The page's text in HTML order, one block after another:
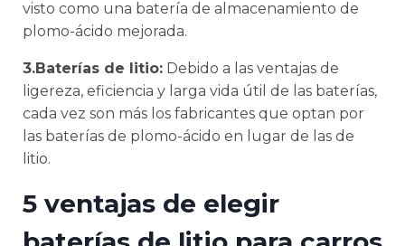
visto como una batería de almacenamiento de
plomo-ácido mejorada.
3.Baterías de litio: Debido a las ventajas de
ligereza, eficiencia y larga vida útil de las baterías,
cada vez son más los fabricantes que optan por
las baterías de plomo-ácido en lugar de las de
litio.
5 ventajas de elegir